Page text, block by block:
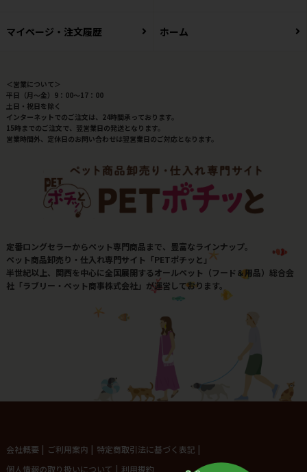
マイページ・注文履歴 ホーム
＜営業について＞
平日（月～金）9：00～17：00
土日・祝日を除く
インターネットでのご注文は、24時間承っております。
15時までのご注文で、翌営業日の発送となります。
営業時間外、定休日のお問い合わせは翌営業日のご対応となります。
定番ロングセラーからペット専門商品まで、豊富なラインナップ。
ペット商品卸売り・仕入れ専門サイト「PETポチッと」
半世紀以上、関西を中心に全国展開するオールペット（フード＆用品）総合会
社「ラブリー・ペット商事株式会社」が運営しております。
会社概要 | ご利用案内 | 特定商取引法に基づく表記 |
個人情報の取り扱いについて | 利用規約